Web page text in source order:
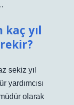
yıl
sekiz yıl
yardımcısı
olarak